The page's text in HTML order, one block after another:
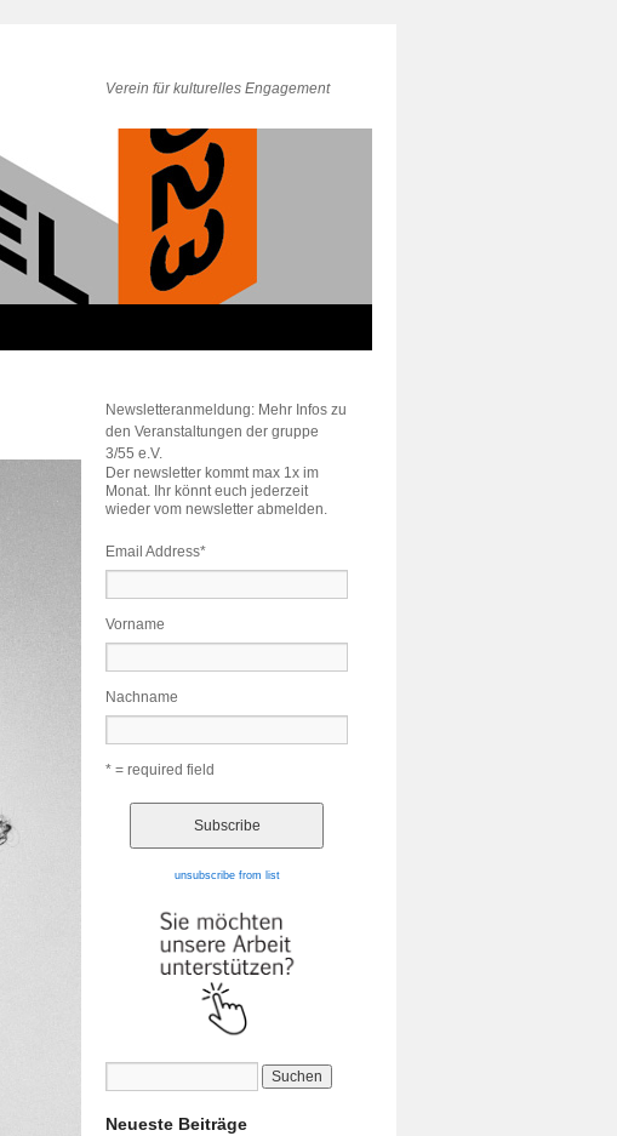
Verein für kulturelles Engagement
Newsletteranmeldung: Mehr Infos zu
den Veranstaltungen der gruppe
3/55 e.V.
Der newsletter kommt max 1x im
Monat. Ihr könnt euch jederzeit
wieder vom newsletter abmelden.
Email Address*
Vorname
Nachname
* = required field
unsubscribe from list
Neueste Beiträge